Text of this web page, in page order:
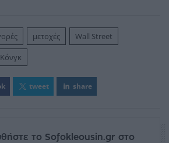
μετοχές
Wall Street
tweet share
το Sofokleousin.gr στο